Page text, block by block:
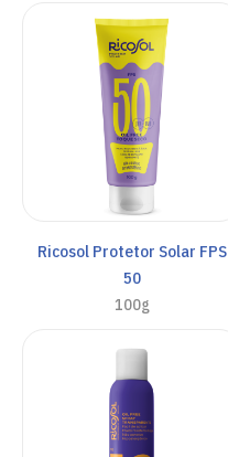
Ricosol Protetor Solar FPS
50
100g